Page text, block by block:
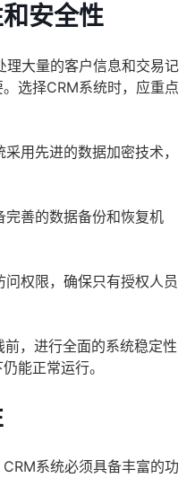
安全性
理大量的客户信息和交易记
选择CRM系统时，应重点
用先进的数据加密技术，
完善的数据备份和恢复机
问权限，确保只有授权人员
前，进行全面的系统稳定性
能正常运行。
系统必须具备丰富的功